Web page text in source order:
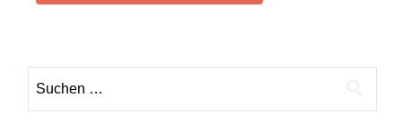
nach: